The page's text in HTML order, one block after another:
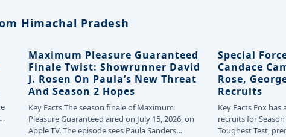
Himachal Pradesh
Maximum Pleasure Guaranteed
Finale Twist: Showrunner David
J. Rosen On Paula’s New Threat
And Season 2 Hopes
Key Facts The season finale of Maximum
Pleasure Guaranteed aired on July 15, 2026, on
Apple TV. The episode sees Paula Sanders…
Special
Candace
Rose,
Recruits
Key Facts Fox
recruits for Season
Toughest Test,